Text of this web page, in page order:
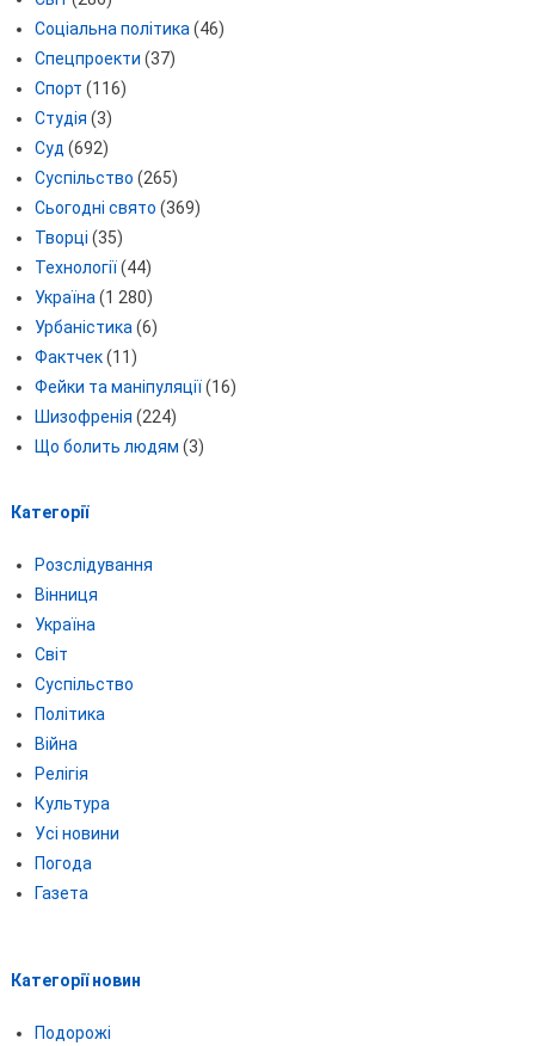
Соціальна політика (46)
Спецпроекти (37)
Спорт (116)
Студія (3)
Суд (692)
Суспільство (265)
Сьогодні свято (369)
Творці (35)
Технології(44)
Україна (1 280)
Урбаністика (6)
Фактчек(11)
Фейки та маніпуляції(16)
Шизофренія (224)
Що болить людям (3)
Категорії
Розслідування
Вінниця
Україна
Світ
Суспільство
Політика
Війна
Релігія
Культура
Усі новини
Погода
Газета
Категорії новин
Подорожі